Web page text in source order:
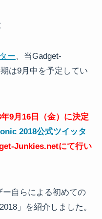
ー、当Gadget-
は9月中を予定してい
9月16日（金）に決定
2018公式ツイッタ
Junkies.netにて行い
ー自らによる初めての
」を紹介しました。